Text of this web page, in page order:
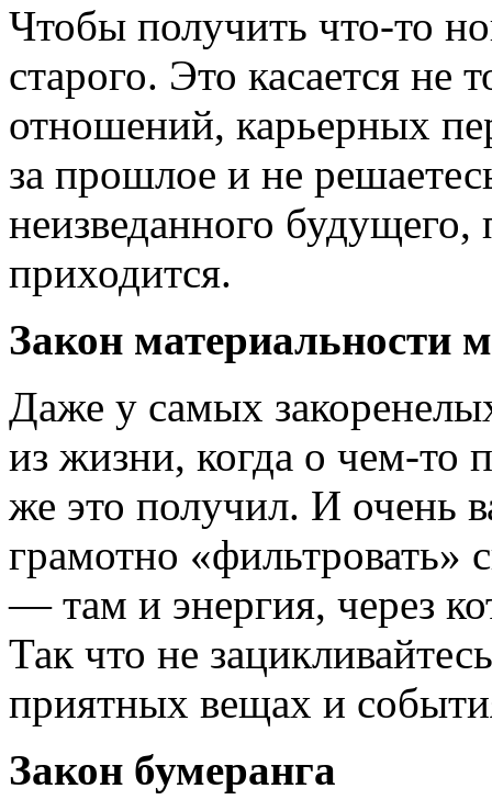
Чтобы получить что-то
старого. Это касается не
отношений, карьерных
за прошлое и не
неизведанного
приходится.
Закон материальности
Даже у самых
из жизни, когда о чем-
же это получил. И очень
грамотно «фильтровать»
— там и энергия, через
Так что не
приятных вещах и
Закон бумеранга